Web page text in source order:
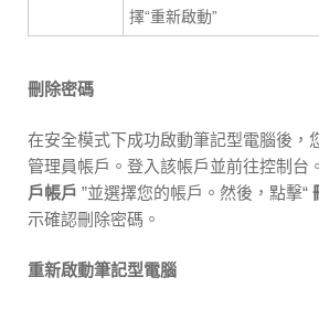
擇“重新啟動”
刪除密碼
在安全模式下成功啟動筆記型電腦後，
管理員帳戶。登入該帳戶並前往控制台
戶帳戶 ”並選擇您的帳戶。然後，點擊“
示確認刪除密碼。
重新啟動筆記型電腦